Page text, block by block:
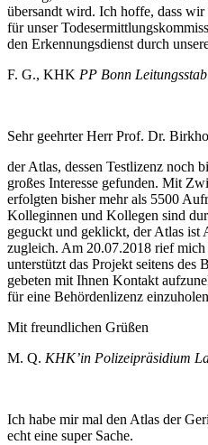
übersandt wird. Ich hoffe, dass
für unser
den Erkennungsdienst durch
F. G., KHK PP Bonn
Sehr geehrter Herr Prof. Dr.
der Atlas, dessen Testlizenz noch
großes Interesse gefunden. Mit
erfolgten bisher mehr als 5500
Kolleginnen und Kollegen sind
geguckt und geklickt, der Atlas ist
zugleich. Am 20.07.2018 rief mich
unterstützt das Projekt seitens des
gebeten mit Ihnen Kontakt
für eine Behördenlizenz
Mit freundlichen Grüßen
M. Q. KHK’in Polizeipräsidium
Ich habe mir mal den Atlas der
echt eine super Sache.